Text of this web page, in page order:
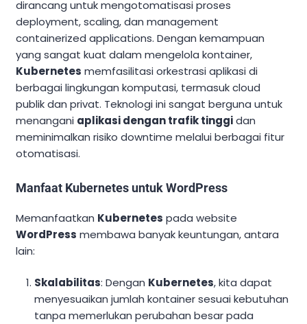
dirancang untuk mengotomatisasi proses
deployment, scaling, dan management
containerized applications. Dengan kemampuan
yang sangat kuat dalam mengelola kontainer,
Kubernetes memfasilitasi orkestrasi aplikasi di
berbagai lingkungan komputasi, termasuk cloud
publik dan privat. Teknologi ini sangat berguna untuk
menangani aplikasi dengan trafik tinggidan
meminimalkan risiko downtime melalui berbagai fitur
otomatisasi.
Manfaat Kubernetes untuk WordPress
Memanfaatkan Kubernetes pada website
WordPress membawa banyak keuntungan, antara
lain:
Skalabilitas: Dengan Kubernetes, kita dapat
menyesuaikan jumlah kontainer sesuai kebutuhan
tanpa memerlukan perubahan besar pada